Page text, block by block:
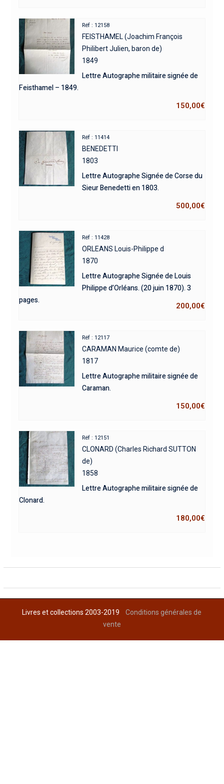
Réf : 12158
FEISTHAMEL (Joachim François
Philibert Julien, baron de)
1849
Lettre Autographe militaire signée de
Feisthamel – 1849.
150,00€
Réf : 11414
BENEDETTI
1803
Lettre Autographe Signée de Corse du
Sieur Benedetti en 1803.
500,00€
Réf : 11428
ORLEANS Louis-Philippe d
1870
Lettre Autographe Signée de Louis
Philippe d’Orléans. (20 juin 1870). 3
pages.
200,00€
Réf : 12117
CARAMAN Maurice (comte de)
1817
Lettre Autographe militaire signée de
Caraman.
150,00€
Réf : 12151
CLONARD (Charles Richard SUTTON
de)
1858
Lettre Autographe militaire signée de
Clonard.
180,00€
Livres et collections 2003-2019Conditions générales de
vente